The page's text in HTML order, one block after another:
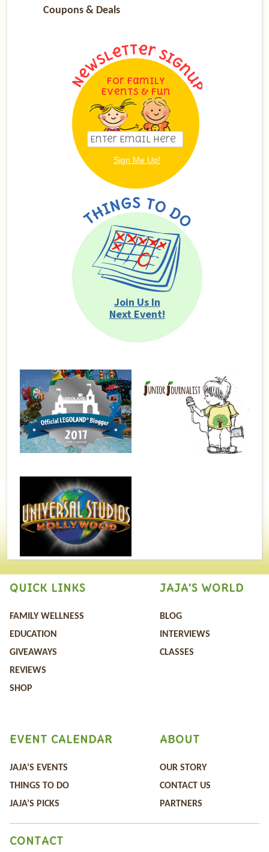
Coupons & Deals
For Family
Events & Fun
Join Us In
Next Event!
QUICK LINKS
FAMILY WELLNESS
EDUCATION
GIVEAWAYS
REVIEWS
SHOP
JAJA'S WORLD
BLOG
INTERVIEWS
CLASSES
ABOUT
OUR STORY
CONTACT US
PARTNERS
EVENT CALENDAR
JAJA’S EVENTS
THINGS TO DO
JAJA’S PICKS
CONTACT